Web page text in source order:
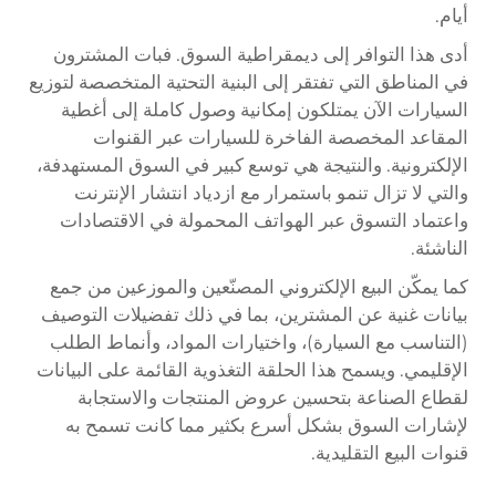
أيام.
أدى هذا التوافر إلى ديمقراطية السوق. فبات المشترون
في المناطق التي تفتقر إلى البنية التحتية المتخصصة لتوزيع
السيارات الآن يمتلكون إمكانية وصول كاملة إلى أغطية
المقاعد المخصصة الفاخرة للسيارات عبر القنوات
الإلكترونية. والنتيجة هي توسع كبير في السوق المستهدفة،
والتي لا تزال تنمو باستمرار مع ازدياد انتشار الإنترنت
واعتماد التسوق عبر الهواتف المحمولة في الاقتصادات
الناشئة.
كما يمكّن البيع الإلكتروني المصنّعين والموزعين من جمع
بيانات غنية عن المشترين، بما في ذلك تفضيلات التوصيف
(التناسب مع السيارة)، واختيارات المواد، وأنماط الطلب
الإقليمي. ويسمح هذا الحلقة التغذوية القائمة على البيانات
لقطاع الصناعة بتحسين عروض المنتجات والاستجابة
لإشارات السوق بشكل أسرع بكثير مما كانت تسمح به
قنوات البيع التقليدية.